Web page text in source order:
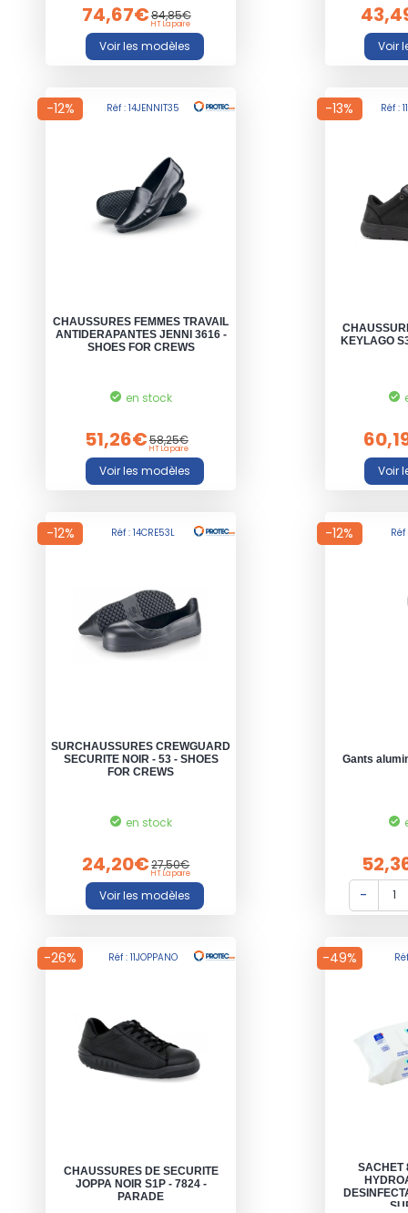
74,67€84,85€
HT La paire
-12% Réf : 14JENNIT35
CHAUSSURES FEMMES TRAVAIL
ANTIDERAPANTES JENNI 3616 -
SHOES FOR CREWS
en stock
51,26€58,25€
HT La paire
-13% Réf :
KEYLAGO
-12% Réf : 14CRE53L
SURCHAUSSURES CREWGUARD
SECURITE NOIR - 53 - SHOES
FOR CREWS
en stock
24,20€27,50€
HT La paire
-12% Réf
Gants
-26% Réf : 11JOPPANO
CHAUSSURES DE SECURITE
JOPPA NOIR S1P - 7824 -
PARADE
-49%
SACHET